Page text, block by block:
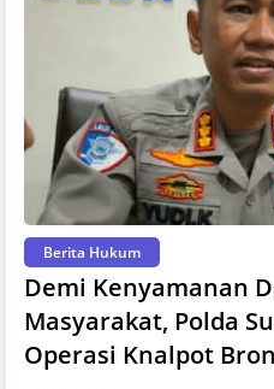
Berita Hukum
Demi Kenyamanan
Masyarakat, Polda
Operasi Knalpot